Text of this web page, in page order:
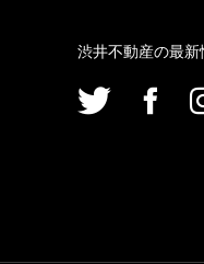
渋井不動産の最